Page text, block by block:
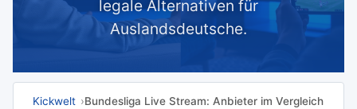
legale Alternativen für
Auslandsdeutsche.
Kickwelt Bundesliga Live Stream: Anbieter im Vergleich